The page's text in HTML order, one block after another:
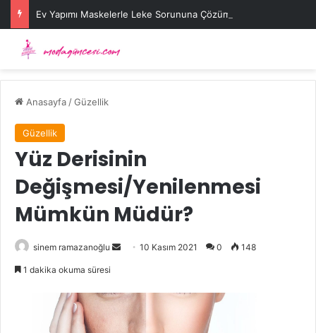
Ev Yapımı Maskelerle Leke Sorununa Çözüm Önerileri
Anasayfa /Güzellik
Güzellik
Yüz Derisinin
Değişmesi/Yenilenmesi
Mümkün Müdür?
sinem ramazanoğlu
Bir
göndermek
10 Kasım 2021 0 148
1 dakika okuma süresi